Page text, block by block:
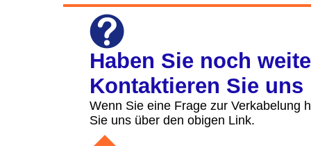
Haben Sie noch
Kontaktieren Sie uns
Wenn Sie eine Frage zur Verkabelung
Sie uns über den obigen Link.